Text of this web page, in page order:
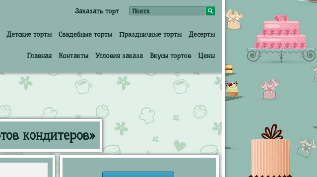
Заказать торт
Детские торты Свадебные торты Праздничные торты Десерты
Главная Контакты Условия заказа Вкусы тортов Цены
кондитеров»